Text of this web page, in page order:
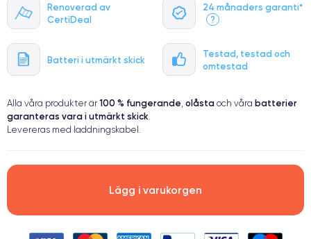
Renoverad av
CertiDeal
24 månaders garanti*
?
Batteri i utmärkt skick
Testad, testad och
omtestad
Alla våra produkter är 100 % fungerande, olåsta och våra batterier
garanteras vara i utmärkt skick.
Levereras med laddningskabel.
Lägg i varukorgen